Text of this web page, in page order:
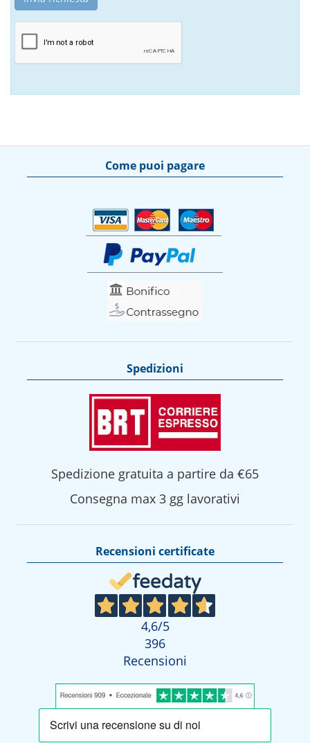
Come puoi pagare
Spedizioni
Spedizione gratuita a partire da €65
Consegna max 3 gg lavorativi
Recensioni certificate
4,6/5
396
Recensioni